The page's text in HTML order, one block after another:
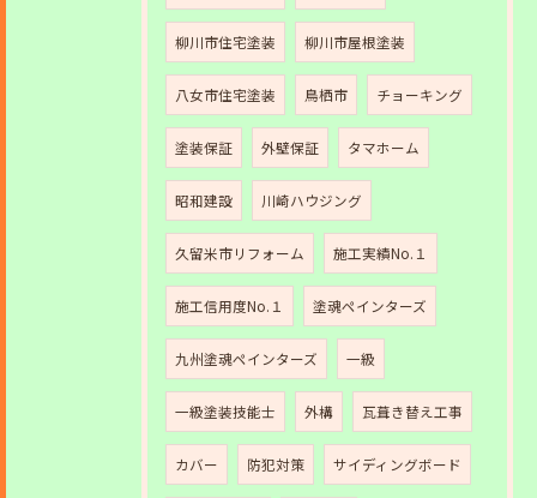
柳川市住宅塗装 柳川市屋根塗装
八女市住宅塗装 鳥栖市 チョーキング
塗装保証 外壁保証 タマホーム
昭和建設 川崎ハウジング
久留米市リフォーム 施工実績No.１
施工信用度No.１ 塗魂ペインターズ
九州塗魂ペインターズ 一級
一級塗装技能士 外構 瓦葺き替え工事
カバー 防犯対策 サイディングボード